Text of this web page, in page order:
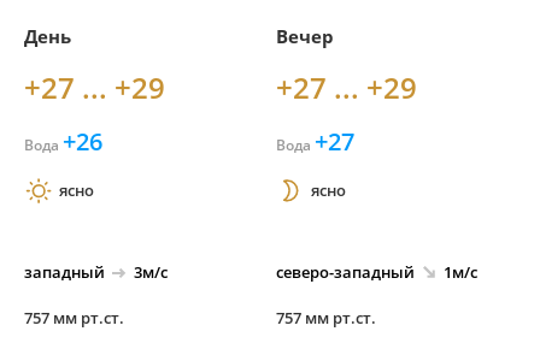
День
+27 ... +29
Вода +26
ясно
западный 3м/с
757 мм рт.ст.
Вечер
+27 ... +29
Вода +27
ясно
северо-западный 1м/с
757 мм рт.ст.